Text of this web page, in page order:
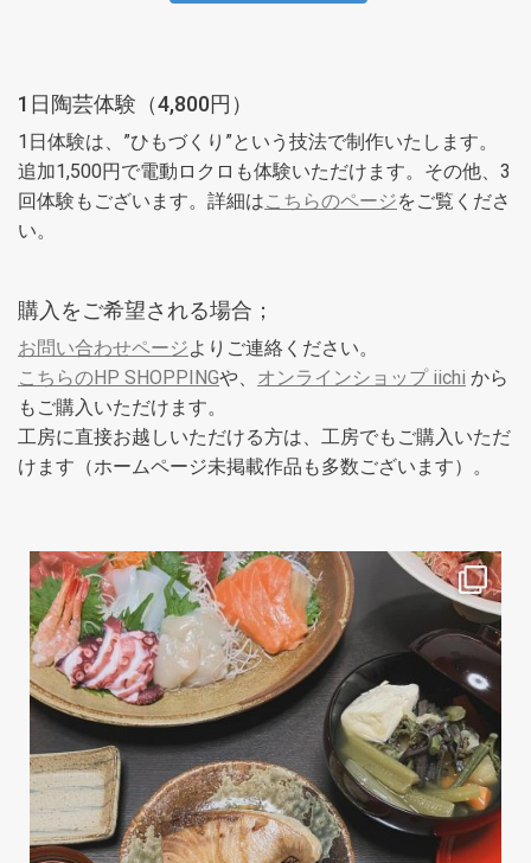
1日陶芸体験（4,800円）
1日体験は、”ひもづくり”という技法で制作いたします。
追加1,500円で電動ロクロも体験いただけます。その他、3
回体験もございます。詳細はこちらのページをご覧くださ
い。
購入をご希望される場合；
お問い合わせページよりご連絡ください。
こちらのHP SHOPPINGや、 オンラインショップ iichi から
もご購入いただけます。
工房に直接お越しいただける方は、工房でもご購入いただ
けます（ホームページ未掲載作品も多数ございます）。